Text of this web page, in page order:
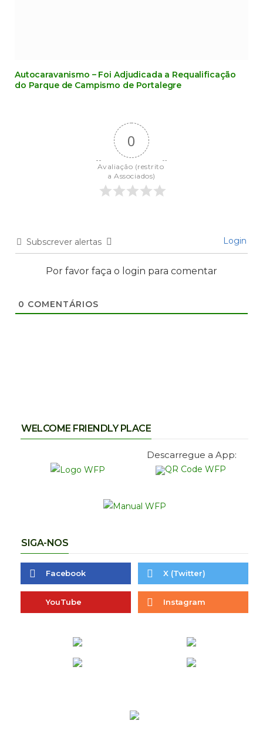
Autocaravanismo – Foi Adjudicada a Requalificação
do Parque de Campismo de Portalegre
0
Avaliação (restrito
a Associados)
Subscrever alertas Login
Por favor faça o login para comentar
0 COMENTÁRIOS
WELCOME FRIENDLY PLACE
Descarregue a App:
SIGA-NOS
Facebook X (Twitter)
YouTube Instagram